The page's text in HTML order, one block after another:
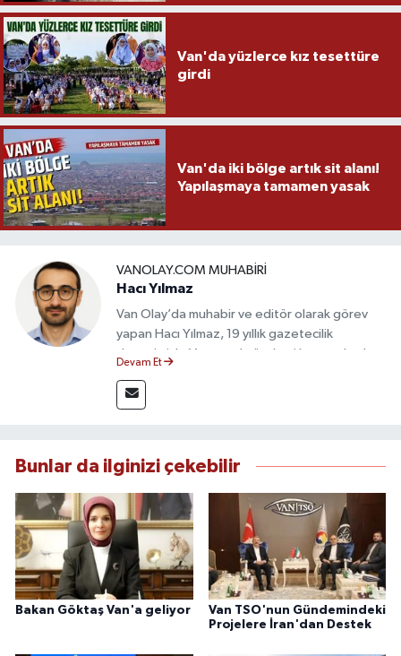
Van'da yüzlerce kız tesettüre
girdi
Van'da iki bölge artık sit alanı!
Yapılaşmaya tamamen yasak
VANOLAY.COM MUHABIRI
Hacı Yılmaz
Van Olay’da muhabir ve editör olarak görev
yapan Hacı Yılmaz, 19 yıllık gazetecilik
deneyimiyle Van yerel gündemi başta olmak
takip etmektedir. Editoryal sürece katkı sunan
Yılmaz, tarafsızlık, doğruluk ve etik ilkeler
bilgilendirmektedir.
Devam Et
Bunlar da ilginizi çekebilir
Bakan Göktaş Van'a geliyor
Van TSO'nun Gündemindeki
Projelere İran'dan Destek